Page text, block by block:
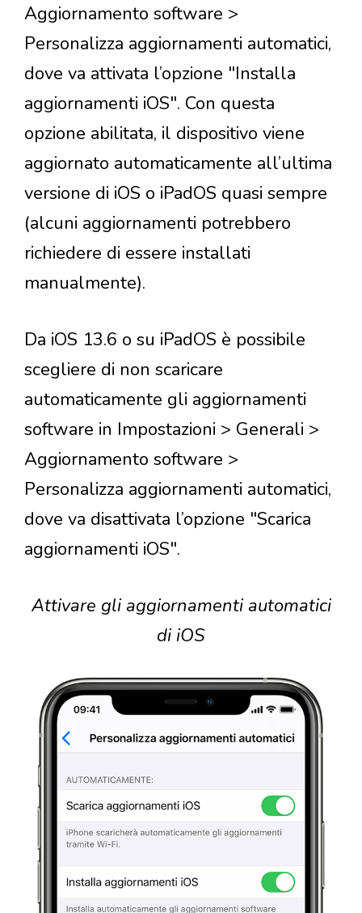
Aggiornamento software >
Personalizza aggiornamenti automatici,
dove va attivata l’opzione "Installa
aggiornamenti iOS". Con questa
opzione abilitata, il dispositivo viene
aggiornato automaticamente all’ultima
versione di iOS o iPadOS quasi sempre
(alcuni aggiornamenti potrebbero
richiedere di essere installati
manualmente).
Da iOS 13.6 o su iPadOS è possibile
scegliere di non scaricare
automaticamente gli aggiornamenti
software in Impostazioni > Generali >
Aggiornamento software >
Personalizza aggiornamenti automatici,
dove va disattivata l’opzione "Scarica
aggiornamenti iOS".
Attivare gli aggiornamenti automatici
di iOS